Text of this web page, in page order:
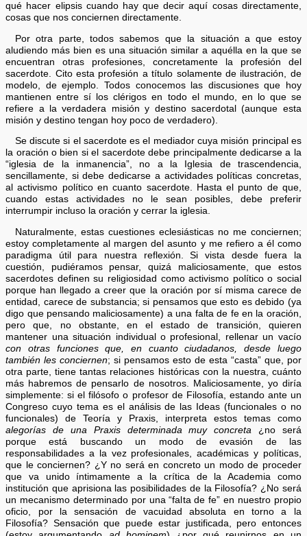
qué hacer elipsis cuando hay que decir aquí cosas directamente,
cosas que nos conciernen directamente.
Por otra parte, todos sabemos que la situación a que estoy
aludiendo más bien es una situación similar a aquélla en la que se
encuentran otras profesiones, concretamente la profesión del
sacerdote. Cito esta profesión a título solamente de ilustración, de
modelo, de ejemplo. Todos conocemos las discusiones que hoy
mantienen entre sí los clérigos en todo el mundo, en lo que se
refiere a la verdadera misión y destino sacerdotal (aunque esta
misión y destino tengan hoy poco de verdadero).
Se discute si el sacerdote es el mediador cuya misión principal es
la oración o bien si el sacerdote debe principalmente dedicarse a la
“iglesia de la inmanencia”, no a la Iglesia de trascendencia,
sencillamente, si debe dedicarse a actividades políticas concretas,
al activismo político en cuanto sacerdote. Hasta el punto de que,
cuando estas actividades no le sean posibles, debe preferir
interrumpir incluso la oración y cerrar la iglesia.
Naturalmente, estas cuestiones eclesiásticas no me conciernen;
estoy completamente al margen del asunto y me refiero a él como
paradigma útil para nuestra reflexión. Si vista desde fuera la
cuestión, pudiéramos pensar, quizá maliciosamente, que estos
sacerdotes definen su religiosidad como activismo político o social
porque han llegado a creer que la oración por sí misma carece de
entidad, carece de substancia; si pensamos que esto es debido (ya
digo que pensando maliciosamente) a una falta de fe en la oración,
pero que, no obstante, en el estado de transición, quieren
mantener una situación individual o profesional, rellenar un vacío
con otras funciones que, en cuanto ciudadanos, desde luego
también les conciernen; si pensamos esto de esta “casta” que, por
otra parte, tiene tantas relaciones históricas con la nuestra, cuánto
más habremos de pensarlo de nosotros. Maliciosamente, yo diría
simplemente: si el filósofo o profesor de Filosofía, estando ante un
Congreso cuyo tema es el análisis de las Ideas (funcionales o no
funcionales) de Teoría y Praxis, interpreta estos temas como
alegorías de una Praxis determinada muy concreta ¿no será
porque está buscando un modo de evasión de las
responsabilidades a la vez profesionales, académicas y políticas,
que le conciernen? ¿Y no será en concreto un modo de proceder
que va unido íntimamente a la crítica de la Academia como
institución que aprisiona las posibilidades de la Filosofía? ¿No será
un mecanismo determinado por una “falta de fe” en nuestro propio
oficio, por la sensación de vacuidad absoluta en torno a la
Filosofía? Sensación que puede estar justificada, pero entonces